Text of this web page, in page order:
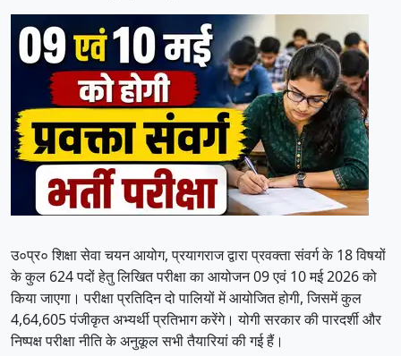
उ०प्र० शिक्षा सेवा चयन आयोग, प्रयागराज द्वारा प्रवक्ता संवर्ग के 18 विषयों
के कुल 624 पदों हेतु लिखित परीक्षा का आयोजन 09 एवं 10 मई 2026 को
किया जाएगा। परीक्षा प्रतिदिन दो पालियों में आयोजित होगी, जिसमें कुल
4,64,605 पंजीकृत अभ्यर्थी प्रतिभाग करेंगे। योगी सरकार की पारदर्शी और
निष्पक्ष परीक्षा नीति के अनुकूल सभी तैयारियां की गई हैं।